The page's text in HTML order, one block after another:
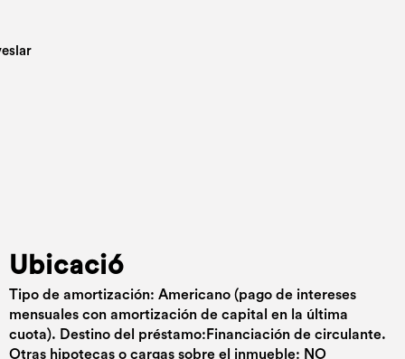
Ubicació
Tipo de amortización: Americano (pago de intereses
mensuales con amortización de capital en la última
cuota). Destino del préstamo:Financiación de circulante.
Otras hipotecas o cargas sobre el inmueble: NO